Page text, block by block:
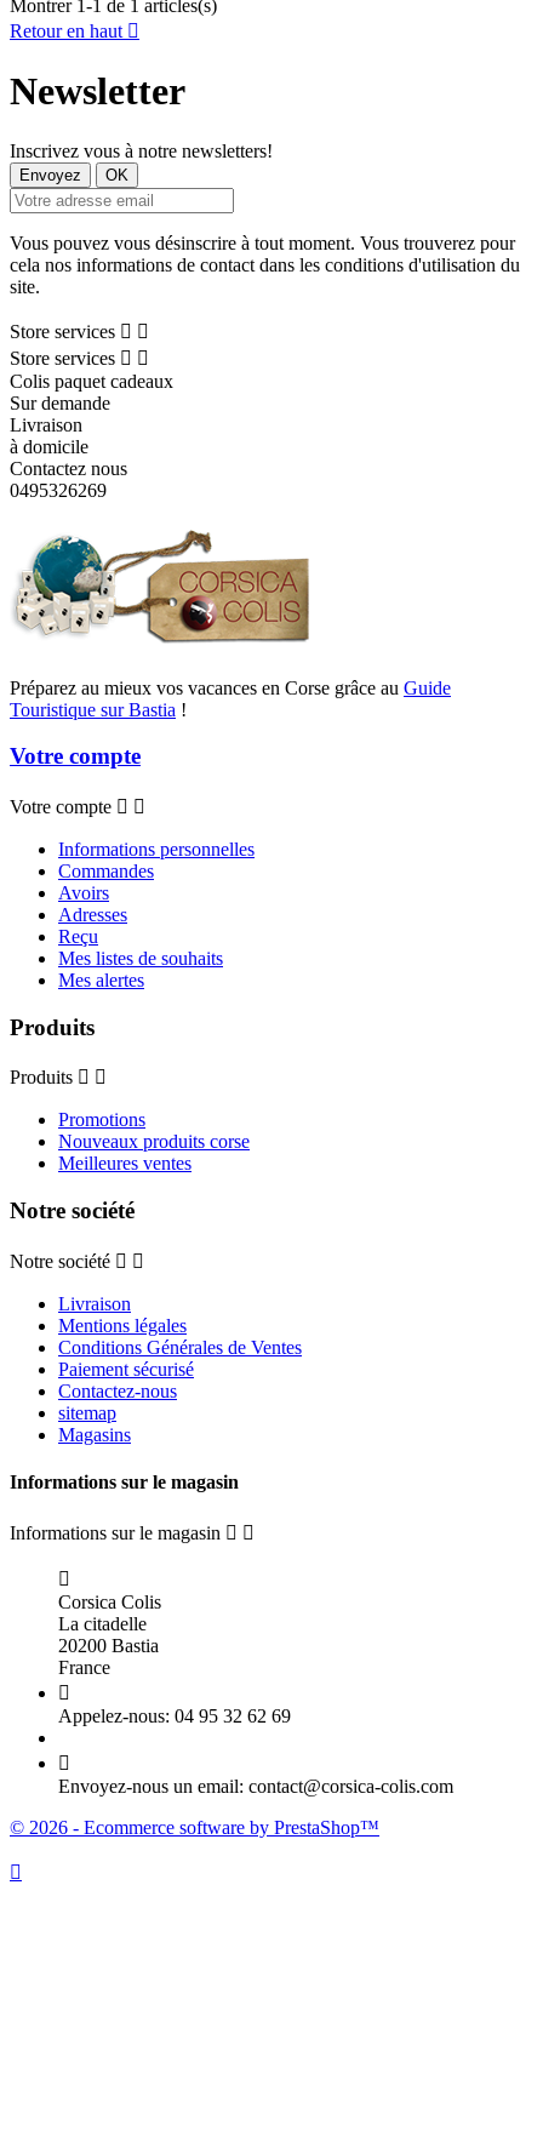
Montrer 1-1 de 1 articles(s)
Retour en haut 
Newsletter
Inscrivez vous à notre newsletters!
Vous pouvez vous désinscrire à tout moment. Vous trouverez pour
cela nos informations de contact dans les conditions d'utilisation du
site.
Store services  
Store services  
Colis paquet cadeaux
Sur demande
Livraison
à domicile
Contactez nous
0495326269
Préparez au mieux vos vacances en Corse grâce au Guide
Touristique sur Bastia !
Votre compte
Votre compte  
Informations personnelles
Commandes
Avoirs
Adresses
Reçu
Mes listes de souhaits
Mes alertes
Produits
Produits  
Promotions
Nouveaux produits corse
Meilleures ventes
Notre société
Notre société  
Livraison
Mentions légales
Conditions Générales de Ventes
Paiement sécurisé
Contactez-nous
sitemap
Magasins
Informations sur le magasin
Informations sur le magasin  

Corsica Colis
La citadelle
20200 Bastia
France

Appelez-nous: 04 95 32 62 69

Envoyez-nous un email: contact@corsica-colis.com
© 2026 - Ecommerce software by PrestaShop™
